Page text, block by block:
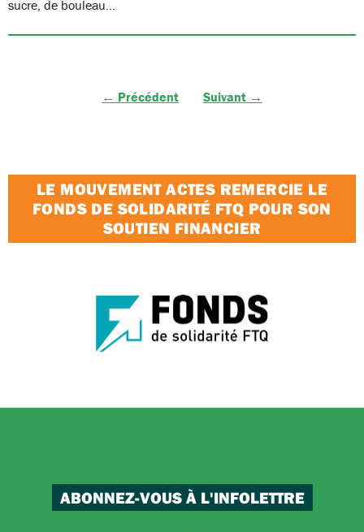
sucre, de bouleau…
← Précédent Suivant →
LE MOUVEMENT ACTES REMERCIE LE
FONDS DE SOLIDARITÉ FTQ POUR SON
SOUTIEN FINANCIER
ABONNEZ-VOUS À L'INFOLETTRE